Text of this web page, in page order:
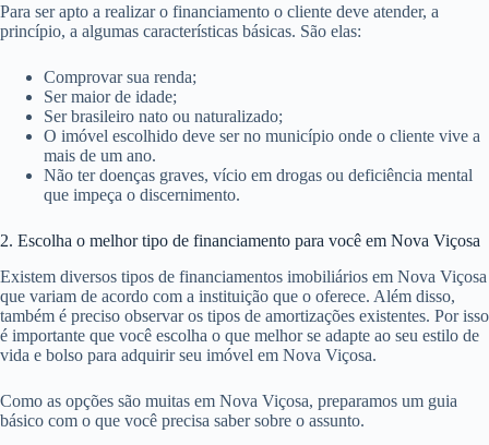
Para ser apto a realizar o financiamento o cliente deve atender, a
princípio, a algumas características básicas. São elas:
Comprovar sua renda;
Ser maior de idade;
Ser brasileiro nato ou naturalizado;
O imóvel escolhido deve ser no município onde o cliente vive a
mais de um ano.
Não ter doenças graves, vício em drogas ou deficiência mental
que impeça o discernimento.
2. Escolha o melhor tipo de financiamento para você em Nova Viçosa
Existem diversos tipos de financiamentos imobiliários em Nova Viçosa
que variam de acordo com a instituição que o oferece. Além disso,
também é preciso observar os tipos de amortizações existentes. Por isso
é importante que você escolha o que melhor se adapte ao seu estilo de
vida e bolso para adquirir seu imóvel em Nova Viçosa.
Como as opções são muitas em Nova Viçosa, preparamos um guia
básico com o que você precisa saber sobre o assunto.